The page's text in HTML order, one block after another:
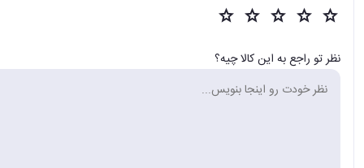
نظر تو راجع به این کالا چیه؟